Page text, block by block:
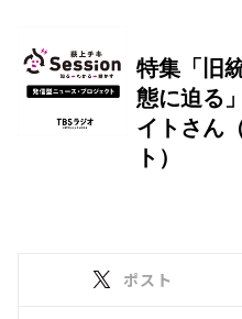
ポスト